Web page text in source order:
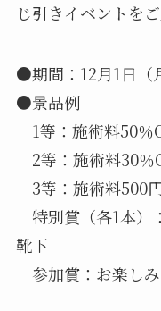
じ引きイベントを
●期間：12月1日（
●景品例
1等：施術料50％
2等：施術料30％
3等：施術料500
特別賞（各1本）
靴下
参加賞：お楽し